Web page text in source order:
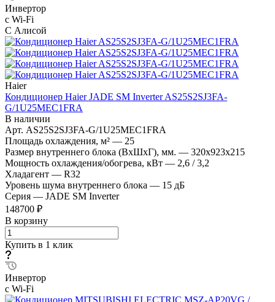
Инвертор
с Wi-Fi
С Алисой
Haier
Кондиционер Haier JADE SM Inverter AS25S2SJ3FA-
G/1U25MEC1FRA
В наличии
Арт. AS25S2SJ3FA-G/1U25MEC1FRA
Площадь охлаждения, м² — 25
Размер внутреннего блока (ВхШхГ), мм. — 320х923х215
Мощность охлаждения/обогрева, кВт — 2,6 / 3,2
Хладагент — R32
Уровень шума внутреннего блока — 15 дБ
Серия — JADE SM Inverter
148700 ₽
В корзину
Купить в 1 клик
Инвертор
с Wi-Fi